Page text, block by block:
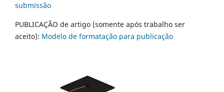
submissão
PUBLICAÇÃO de artigo (somente após trabalho ser
aceito): Modelo de formatação para publicação